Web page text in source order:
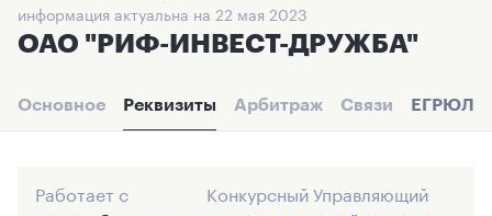
информация актуальна на 22 мая 2023
ОАО "РИФ-ИНВЕСТ-ДРУЖБА"
Основное Реквизиты Арбитраж Связи ЕГРЮЛ
Работает с
Конкурсный Управляющий